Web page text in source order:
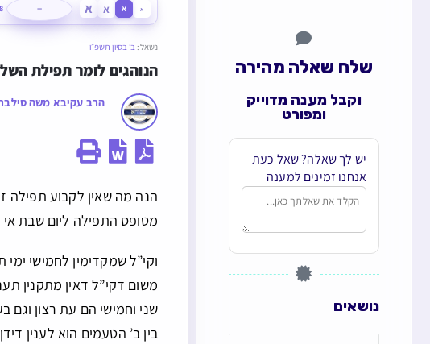
א א א א −
נשאל: ב׳ בסיון תשפ״ו
הנוהגים לומר תפילת
הרב עקיבא משה
הנה מה שאין לקבוע תפילה
מטופס התפילה ליום שבת אי
וקי”ל שמקדימין לחמישי ימי
משום דקי”ל דאין מתקנין
שני וחמישי הם עת רצון וגם
בין ב’ הטעמים הוא לענין
שלח שאלה מהירה
וקבל מענה מדוייק
ומפורט
יש לך שאלה? שאל כעת
אנחנו זמינים למענה
נושאים